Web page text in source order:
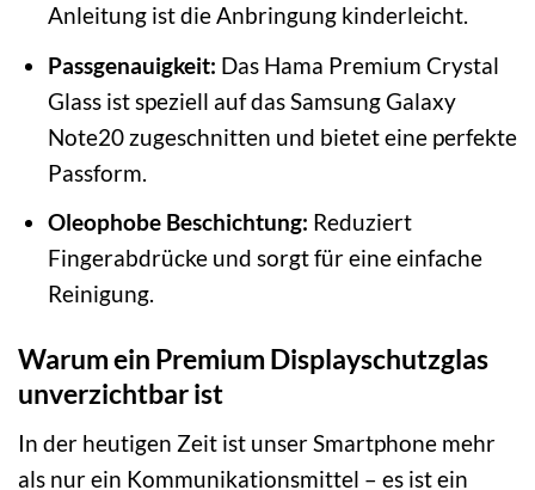
Anleitung ist die Anbringung kinderleicht.
Passgenauigkeit: Das Hama Premium Crystal
Glass ist speziell auf das Samsung Galaxy
Note20 zugeschnitten und bietet eine perfekte
Passform.
Oleophobe Beschichtung: Reduziert
Fingerabdrücke und sorgt für eine einfache
Reinigung.
Warum ein Premium Displayschutzglas
unverzichtbar ist
In der heutigen Zeit ist unser Smartphone mehr
als nur ein Kommunikationsmittel – es ist ein